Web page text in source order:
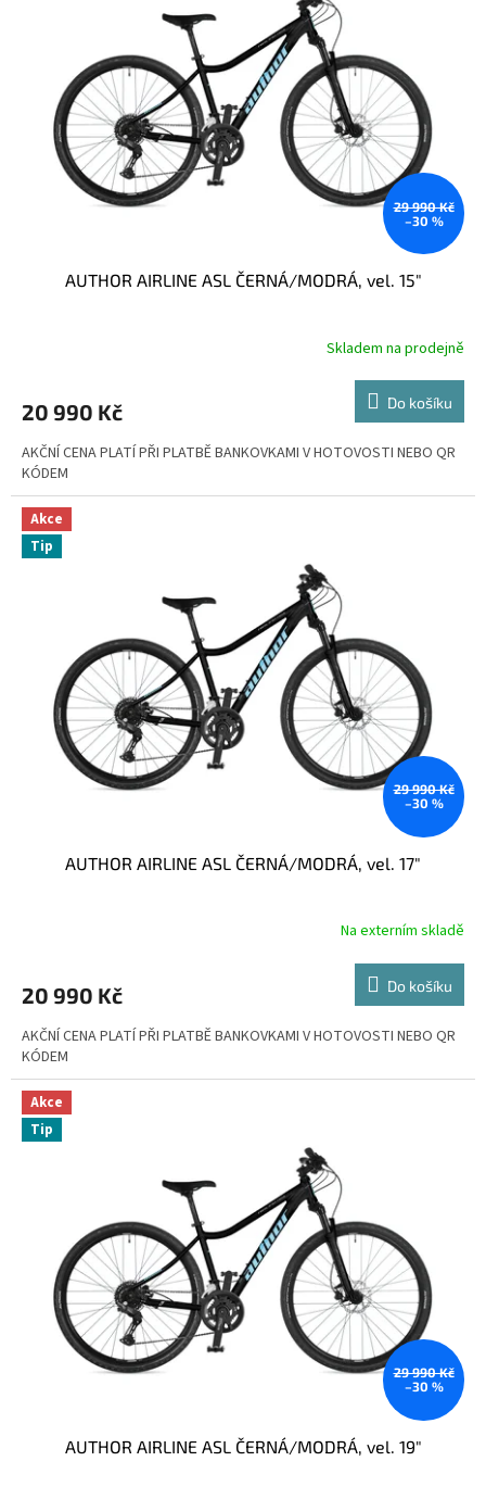
29 990 Kč
–30 %
AUTHOR AIRLINE ASL ČERNÁ/MODRÁ, vel. 15"
Skladem na prodejně
20 990 Kč Do košíku
AKČNÍ CENA PLATÍ PŘI PLATBĚ BANKOVKAMI V HOTOVOSTI NEBO QR
KÓDEM
Akce
Tip
29 990 Kč
–30 %
AUTHOR AIRLINE ASL ČERNÁ/MODRÁ, vel. 17"
Na externím skladě
20 990 Kč Do košíku
AKČNÍ CENA PLATÍ PŘI PLATBĚ BANKOVKAMI V HOTOVOSTI NEBO QR
KÓDEM
Akce
Tip
29 990 Kč
–30 %
AUTHOR AIRLINE ASL ČERNÁ/MODRÁ, vel. 19"